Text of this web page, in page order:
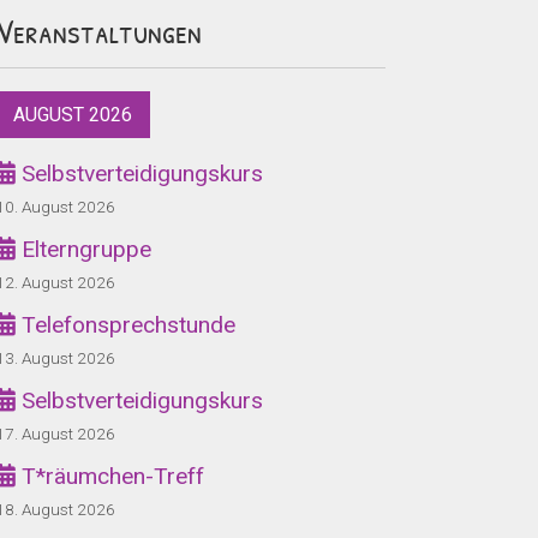
AUGUST 2026
Selbstverteidigungskurs
August 2026
Elterngruppe
August 2026
Telefonsprechstunde
August 2026
Selbstverteidigungskurs
August 2026
T*räumchen-Treff
August 2026